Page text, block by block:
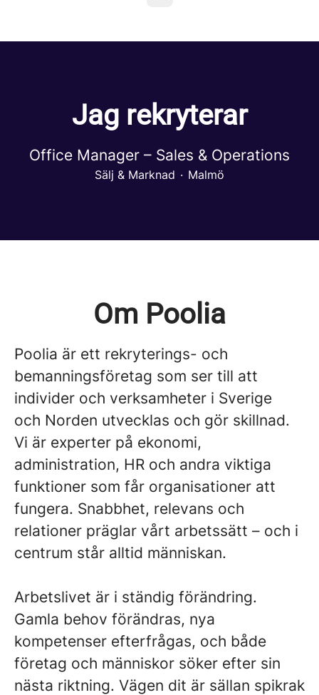
Jag rekryterar
Office Manager – Sales & Operations
Sälj & Marknad · Malmö
Om Poolia
Poolia är ett rekryterings- och
bemanningsföretag som ser till att
individer och verksamheter i Sverige
och Norden utvecklas och gör skillnad.
Vi är experter på ekonomi,
administration, HR och andra viktiga
funktioner som får organisationer att
fungera. Snabbhet, relevans och
relationer präglar vårt arbetssätt – och i
centrum står alltid människan.
Arbetslivet är i ständig förändring.
Gamla behov förändras, nya
kompetenser efterfrågas, och både
företag och människor söker efter sin
nästa riktning. Vägen dit är sällan spikrak